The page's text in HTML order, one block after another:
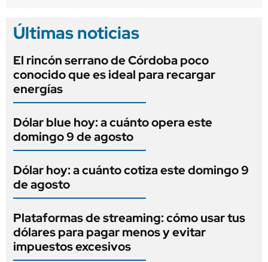
Últimas noticias
El rincón serrano de Córdoba poco
conocido que es ideal para recargar
energías
Dólar blue hoy: a cuánto opera este
domingo 9 de agosto
Dólar hoy: a cuánto cotiza este domingo 9
de agosto
Plataformas de streaming: cómo usar tus
dólares para pagar menos y evitar
impuestos excesivos